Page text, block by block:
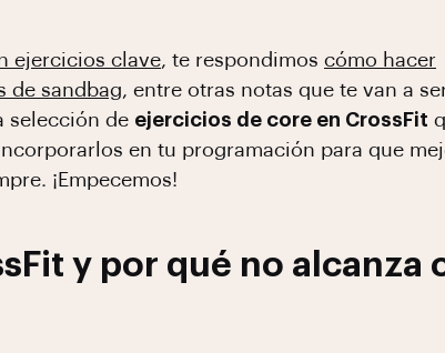
ejercicios clave, te respondimos cómo hacer
de sandbag, entre otras notas que te van a
selección de ejercicios de core en CrossFit
en tu programación para que
¡Empecemos!
y por qué no alcanza